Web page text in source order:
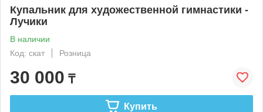
Купальник для художественной гимнастики -
Лучики
В наличии
Код: скат
Розница
30 000 ₸
Купить